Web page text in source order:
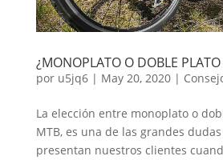
¿MONOPLATO O DOBLE
por u5jq6| May 20, 2020|
La elección entre monoplato o
MTB, es una de las grandes
presentan nuestros clientes